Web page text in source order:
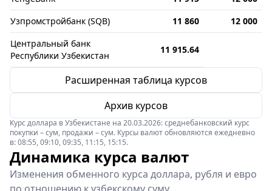
Узпромстройбанк (SQB)
11 860
12 000
Центральный банк
Республики Узбекистан
11 915.64
Расширенная таблица курсов
Архив курсов
Курс доллара в Узбекистане на 20.03.2026: среднебанковский курс
покупки – сум, продажи – сум. Курсы валют обновляются ежедневно
в: 08:55, 09:10, 09:35, 11:15, 15:15.
Динамика курса валют
Изменения обменного курса доллара, рубля и евро